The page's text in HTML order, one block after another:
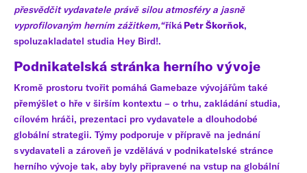
přesvědčit vydavatele právě silou atmosféry a jasně
vyprofilovaným herním zážitkem,“říká Petr Škorňok,
spoluzakladatel studia Hey Bird!.
Podnikatelská stránka herního vývoje
Kromě prostoru tvořit pomáhá Gamebaze vývojářům také
přemýšlet o hře v širším kontextu – o trhu, zakládání studia,
cílovém hráči, prezentaci pro vydavatele a dlouhodobé
globální strategii. Týmy podporuje v přípravě na jednání
s vydavateli a zároveň je vzdělává v podnikatelské stránce
herního vývoje tak, aby byly připravené na vstup na globální